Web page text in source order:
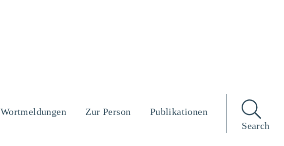
Wortmeldungen Zur Person
Publikationen
Search